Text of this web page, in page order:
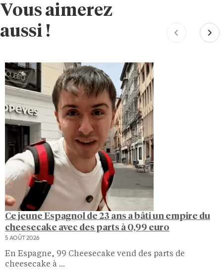
Vous aimerez
aussi !
Ce jeune Espagnol de 23 ans a bâti un empire du
cheesecake avec des parts à 0,99 euro
5 AOÛT 2026
En Espagne, 99 Cheesecake vend des parts de
cheesecake à ...